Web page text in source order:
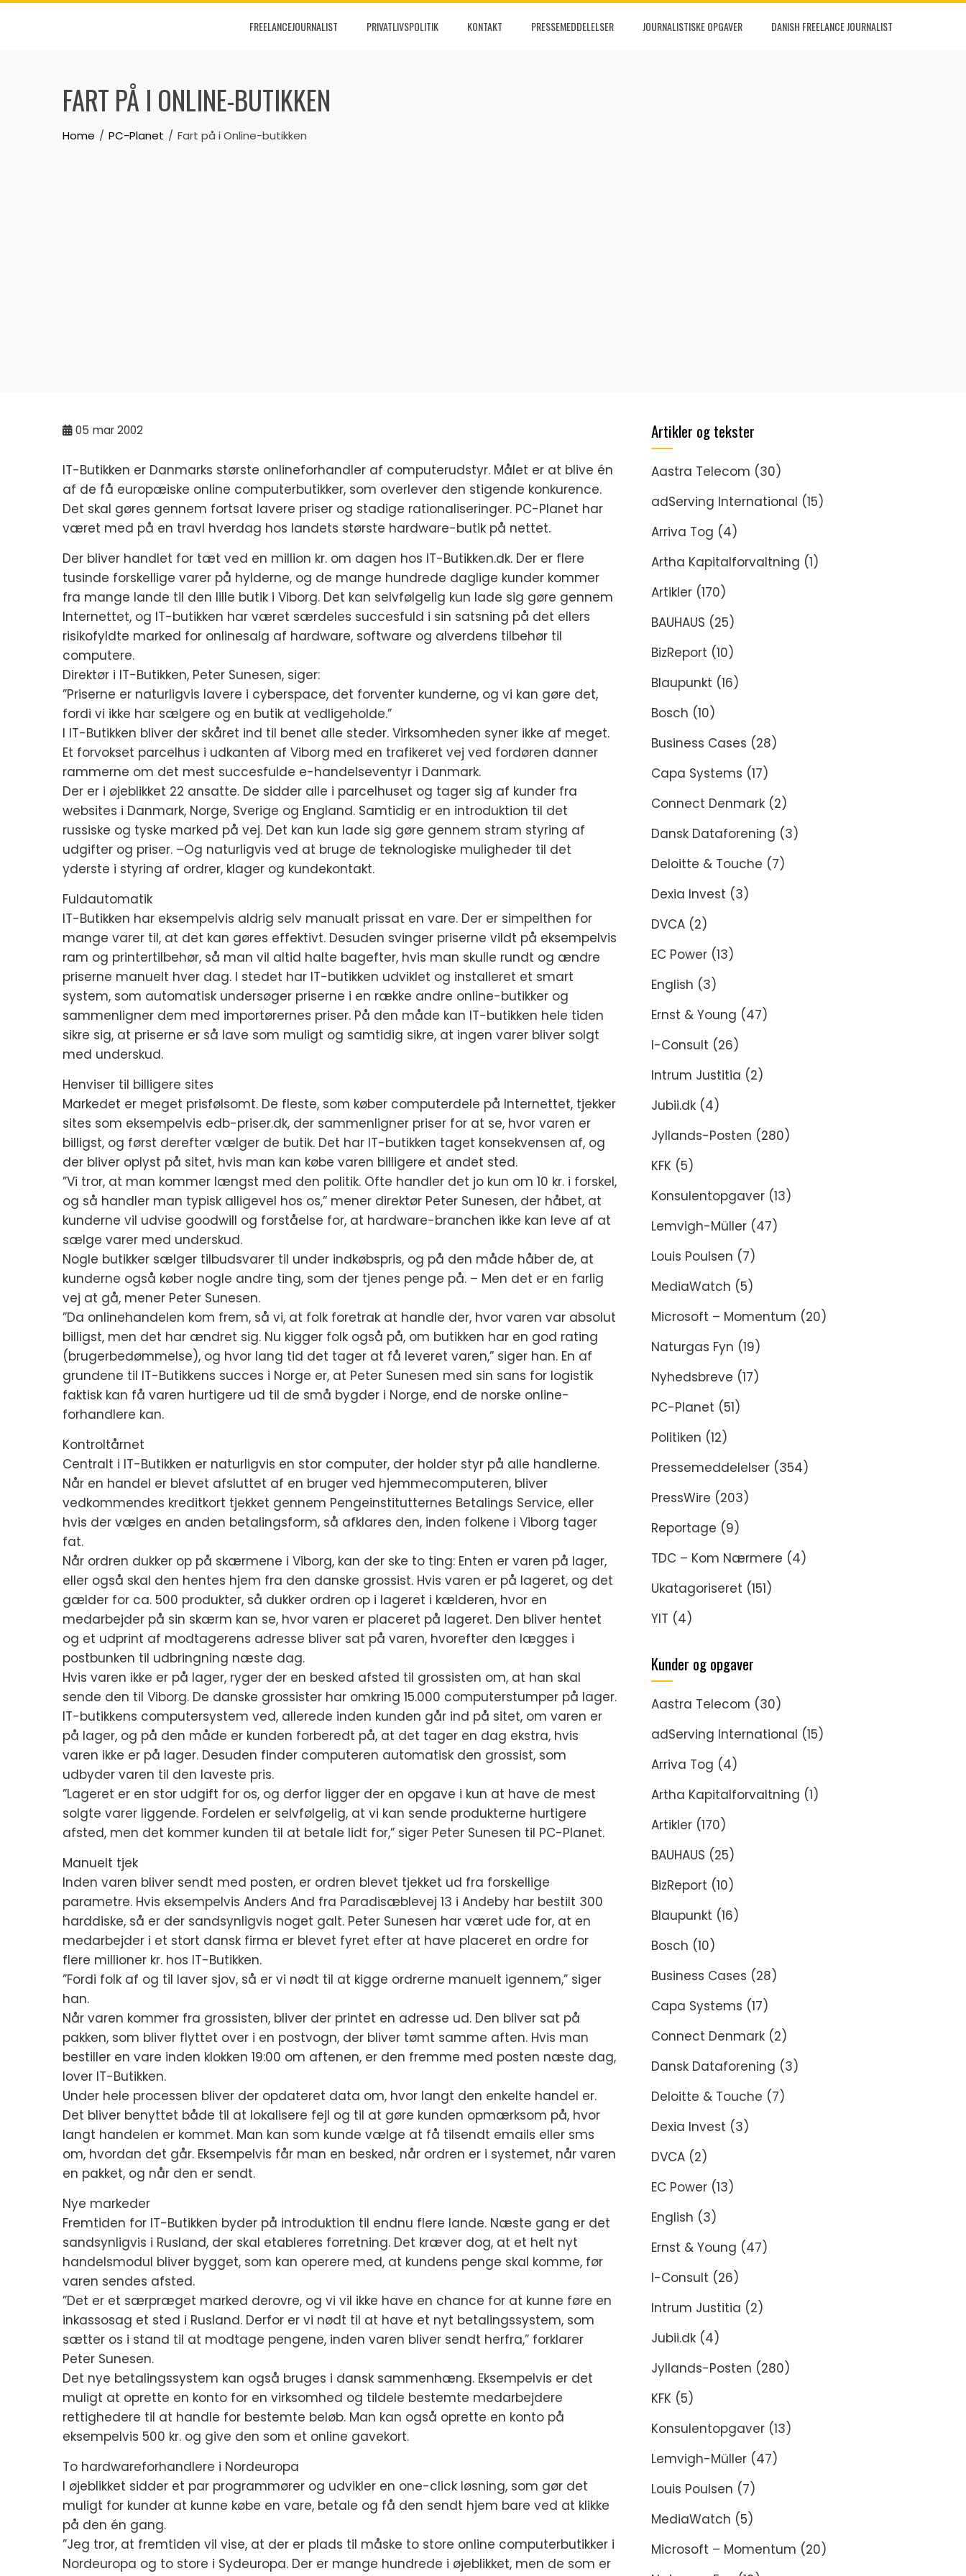
Skip
FREELANCEJOURNALIST PRIVATLIVSPOLITIK KONTAKT PRESSEMEDDELELSER JOURNALISTISKE OPGAVER DANISH FREELANCE JOURNALIST
FART PÅ I ONLINE-BUTIKKEN
Home PC-Planet Fart på i Online-butikken
05 mar 2002
IT-Butikken er Danmarks største onlineforhandler af computerudstyr. Målet er at blive én
af de få europæiske online computerbutikker, som overlever den stigende konkurence.
Det skal gøres gennem fortsat lavere priser og stadige rationaliseringer. PC-Planet har
været med på en travl hverdag hos landets største hardware-butik på nettet.
Der bliver handlet for tæt ved en million kr. om dagen hos IT-Butikken.dk. Der er flere
tusinde forskellige varer på hylderne, og de mange hundrede daglige kunder kommer
fra mange lande til den lille butik i Viborg. Det kan selvfølgelig kun lade sig gøre gennem
Internettet, og IT-butikken har været særdeles succesfuld i sin satsning på det ellers
risikofyldte marked for onlinesalg af hardware, software og alverdens tilbehør til
computere.
Direktør i IT-Butikken, Peter Sunesen, siger:
”Priserne er naturligvis lavere i cyberspace, det forventer kunderne, og vi kan gøre det,
fordi vi ikke har sælgere og en butik at vedligeholde.”
I IT-Butikken bliver der skåret ind til benet alle steder. Virksomheden syner ikke af meget.
Et forvokset parcelhus i udkanten af Viborg med en trafikeret vej ved fordøren danner
rammerne om det mest succesfulde e-handelseventyr i Danmark.
Der er i øjeblikket 22 ansatte. De sidder alle i parcelhuset og tager sig af kunder fra
websites i Danmark, Norge, Sverige og England. Samtidig er en introduktion til det
russiske og tyske marked på vej. Det kan kun lade sig gøre gennem stram styring af
udgifter og priser. –Og naturligvis ved at bruge de teknologiske muligheder til det
yderste i styring af ordrer, klager og kundekontakt.
Fuldautomatik
IT-Butikken har eksempelvis aldrig selv manualt prissat en vare. Der er simpelthen for
mange varer til, at det kan gøres effektivt. Desuden svinger priserne vildt på eksempelvis
ram og printertilbehør, så man vil altid halte bagefter, hvis man skulle rundt og ændre
priserne manuelt hver dag. I stedet har IT-butikken udviklet og installeret et smart
system, som automatisk undersøger priserne i en række andre online-butikker og
sammenligner dem med importørernes priser. På den måde kan IT-butikken hele tiden
sikre sig, at priserne er så lave som muligt og samtidig sikre, at ingen varer bliver solgt
med underskud.
Henviser til billigere sites
Markedet er meget prisfølsomt. De fleste, som køber computerdele på Internettet, tjekker
sites som eksempelvis edb-priser.dk, der sammenligner priser for at se, hvor varen er
billigst, og først derefter vælger de butik. Det har IT-butikken taget konsekvensen af, og
der bliver oplyst på sitet, hvis man kan købe varen billigere et andet sted.
”Vi tror, at man kommer længst med den politik. Ofte handler det jo kun om 10 kr. i forskel,
og så handler man typisk alligevel hos os,” mener direktør Peter Sunesen, der håbet, at
kunderne vil udvise goodwill og forståelse for, at hardware-branchen ikke kan leve af at
sælge varer med underskud.
Nogle butikker sælger tilbudsvarer til under indkøbspris, og på den måde håber de, at
kunderne også køber nogle andre ting, som der tjenes penge på. – Men det er en farlig
vej at gå, mener Peter Sunesen.
”Da onlinehandelen kom frem, så vi, at folk foretrak at handle der, hvor varen var absolut
billigst, men det har ændret sig. Nu kigger folk også på, om butikken har en god rating
(brugerbedømmelse), og hvor lang tid det tager at få leveret varen,” siger han. En af
grundene til IT-Butikkens succes i Norge er, at Peter Sunesen med sin sans for logistik
faktisk kan få varen hurtigere ud til de små bygder i Norge, end de norske online-
forhandlere kan.
Kontroltårnet
Centralt i IT-Butikken er naturligvis en stor computer, der holder styr på alle handlerne.
Når en handel er blevet afsluttet af en bruger ved hjemmecomputeren, bliver
vedkommendes kreditkort tjekket gennem Pengeinstitutternes Betalings Service, eller
hvis der vælges en anden betalingsform, så afklares den, inden folkene i Viborg tager
fat.
Når ordren dukker op på skærmene i Viborg, kan der ske to ting: Enten er varen på lager,
eller også skal den hentes hjem fra den danske grossist. Hvis varen er på lageret, og det
gælder for ca. 500 produkter, så dukker ordren op i lageret i kælderen, hvor en
medarbejder på sin skærm kan se, hvor varen er placeret på lageret. Den bliver hentet
og et udprint af modtagerens adresse bliver sat på varen, hvorefter den lægges i
postbunken til udbringning næste dag.
Hvis varen ikke er på lager, ryger der en besked afsted til grossisten om, at han skal
sende den til Viborg. De danske grossister har omkring 15.000 computerstumper på lager.
IT-butikkens computersystem ved, allerede inden kunden går ind på sitet, om varen er
på lager, og på den måde er kunden forberedt på, at det tager en dag ekstra, hvis
varen ikke er på lager. Desuden finder computeren automatisk den grossist, som
udbyder varen til den laveste pris.
”Lageret er en stor udgift for os, og derfor ligger der en opgave i kun at have de mest
solgte varer liggende. Fordelen er selvfølgelig, at vi kan sende produkterne hurtigere
afsted, men det kommer kunden til at betale lidt for,” siger Peter Sunesen til PC-Planet.
Manuelt tjek
Inden varen bliver sendt med posten, er ordren blevet tjekket ud fra forskellige
parametre. Hvis eksempelvis Anders And fra Paradisæblevej 13 i Andeby har bestilt 300
harddiske, så er der sandsynligvis noget galt. Peter Sunesen har været ude for, at en
medarbejder i et stort dansk firma er blevet fyret efter at have placeret en ordre for
flere millioner kr. hos IT-Butikken.
”Fordi folk af og til laver sjov, så er vi nødt til at kigge ordrerne manuelt igennem,” siger
han.
Når varen kommer fra grossisten, bliver der printet en adresse ud. Den bliver sat på
pakken, som bliver flyttet over i en postvogn, der bliver tømt samme aften. Hvis man
bestiller en vare inden klokken 19:00 om aftenen, er den fremme med posten næste dag,
lover IT-Butikken.
Under hele processen bliver der opdateret data om, hvor langt den enkelte handel er.
Det bliver benyttet både til at lokalisere fejl og til at gøre kunden opmærksom på, hvor
langt handelen er kommet. Man kan som kunde vælge at få tilsendt emails eller sms
om, hvordan det går. Eksempelvis får man en besked, når ordren er i systemet, når varen
en pakket, og når den er sendt.
Nye markeder
Fremtiden for IT-Butikken byder på introduktion til endnu flere lande. Næste gang er det
sandsynligvis i Rusland, der skal etableres forretning. Det kræver dog, at et helt nyt
handelsmodul bliver bygget, som kan operere med, at kundens penge skal komme, før
varen sendes afsted.
”Det er et særpræget marked derovre, og vi vil ikke have en chance for at kunne føre en
inkassosag et sted i Rusland. Derfor er vi nødt til at have et nyt betalingssystem, som
sætter os i stand til at modtage pengene, inden varen bliver sendt herfra,” forklarer
Peter Sunesen.
Det nye betalingssystem kan også bruges i dansk sammenhæng. Eksempelvis er det
muligt at oprette en konto for en virksomhed og tildele bestemte medarbejdere
rettighedere til at handle for bestemte beløb. Man kan også oprette en konto på
eksempelvis 500 kr. og give den som et online gavekort.
To hardwareforhandlere i Nordeuropa
I øjeblikket sidder et par programmører og udvikler en one-click løsning, som gør det
muligt for kunder at kunne købe en vare, betale og få den sendt hjem bare ved at klikke
på den én gang.
”Jeg tror, at fremtiden vil vise, at der er plads til måske to store online computerbutikker i
Nordeuropa og to store i Sydeuropa. Der er mange hundrede i øjeblikket, men de som er
Artikler og tekster
Aastra Telecom (30)
adServing International (15)
Arriva Tog (4)
Artha Kapitalforvaltning (1)
Artikler (170)
BAUHAUS (25)
BizReport (10)
Blaupunkt (16)
Bosch (10)
Business Cases (28)
Capa Systems (17)
Connect Denmark (2)
Dansk Dataforening (3)
Deloitte & Touche (7)
Dexia Invest (3)
DVCA (2)
EC Power (13)
English (3)
Ernst & Young (47)
I-Consult (26)
Intrum Justitia (2)
Jubii.dk (4)
Jyllands-Posten (280)
KFK (5)
Konsulentopgaver (13)
Lemvigh-Müller (47)
Louis Poulsen (7)
MediaWatch (5)
Microsoft – Momentum (20)
Naturgas Fyn (19)
Nyhedsbreve (17)
PC-Planet (51)
Politiken (12)
Pressemeddelelser (354)
PressWire (203)
Reportage (9)
TDC – Kom Nærmere (4)
Ukatagoriseret (151)
YIT (4)
Kunder og opgaver
Aastra Telecom (30)
adServing International (15)
Arriva Tog (4)
Artha Kapitalforvaltning (1)
Artikler (170)
BAUHAUS (25)
BizReport (10)
Blaupunkt (16)
Bosch (10)
Business Cases (28)
Capa Systems (17)
Connect Denmark (2)
Dansk Dataforening (3)
Deloitte & Touche (7)
Dexia Invest (3)
DVCA (2)
EC Power (13)
English (3)
Ernst & Young (47)
I-Consult (26)
Intrum Justitia (2)
Jubii.dk (4)
Jyllands-Posten (280)
KFK (5)
Konsulentopgaver (13)
Lemvigh-Müller (47)
Louis Poulsen (7)
MediaWatch (5)
Microsoft – Momentum (20)